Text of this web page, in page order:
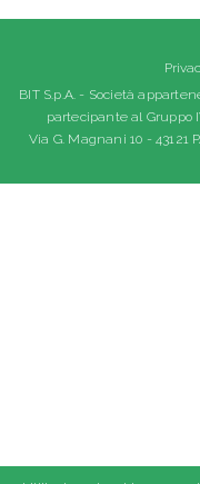
BIT S.p.A. - Società
partecipante al Gruppo
Via G. Magnani 10 - 43121